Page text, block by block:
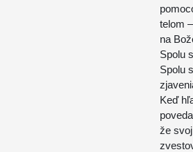
telom
na
Spolu
Spolu
Keď
že